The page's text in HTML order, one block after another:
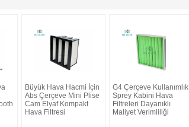
Büyük Hava Hacmi İçin
Abs Çerçeve Mini Plise
Cam Elyaf Kompakt
Hava Filtresi
G4 Çerçeve Kullanımlık
Sprey Kabini Hava
Filtreleri Dayanıklı
Maliyet Verimliliği